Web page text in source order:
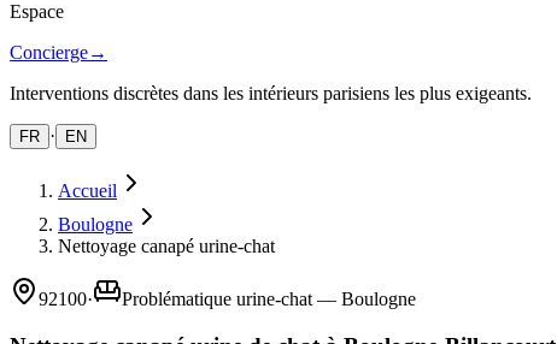
Espace
Concierge→
Interventions discrètes dans les intérieurs parisiens les plus exigeants.
FR · EN
Accueil
Boulogne
Nettoyage canapé urine-chat
92100· Problématique urine-chat — Boulogne